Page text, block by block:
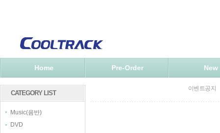
Home Pre-Order New
CATEGORY LIST
Music(음반)
DVD
이벤트공지